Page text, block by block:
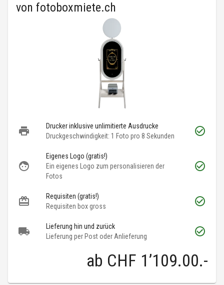
von fotoboxmiete.ch
Drucker inklusive unlimitierte Ausdrucke
Druckgeschwindigkeit: 1 Foto pro 8 Sekunden
Eigenes Logo (gratis!)
Ein eigenes Logo zum personalisieren der
Fotos
Requisiten (gratis!)
Requisiten box gross
Lieferung hin und zurück
Lieferung per Post oder Anlieferung
ab CHF 1’109.00.-